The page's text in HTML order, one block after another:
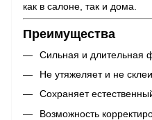
как в салоне, так и дома.
Преимущества
Сильная и длительная
Не утяжеляет и не
Сохраняет
Возможность